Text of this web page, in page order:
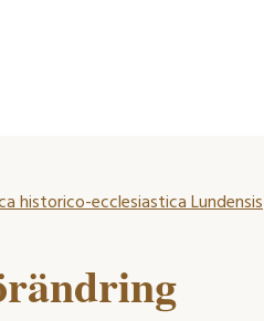
historico-ecclesiastica Lundensis